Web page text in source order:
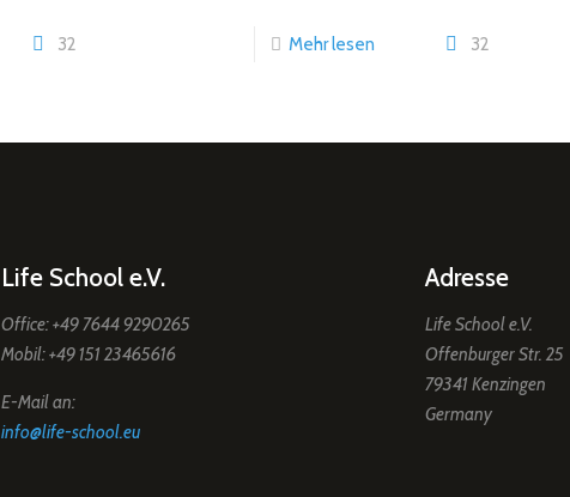
32 Mehr lesen 32
Life School e.V.
Office: +49 7644 9290265
Mobil: +49 151 23465616
E-Mail an:
info@life-school.eu
Adresse
Life School e.V.
Offenburger Str. 25
79341 Kenzingen
Germany